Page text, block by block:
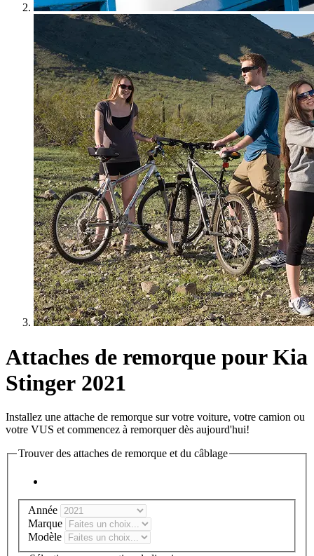
Attaches de remorque pourKia
Stinger 2021
Installez une attache de remorque sur votre voiture, votre camion ou
votre VUS et commencez à remorquer dès aujourd'hui!
Trouver des attaches de remorque et du câblage
Année
Marque
Modèle